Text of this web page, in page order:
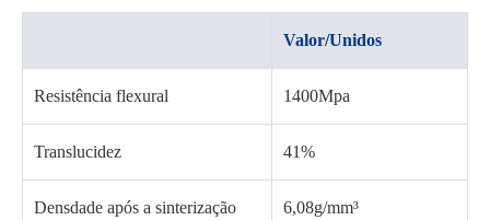
Valor/Unidos
Resistência flexural 1400Mpa
Translucidez 41%
Densdade após a sinterização 6,08g/mm³